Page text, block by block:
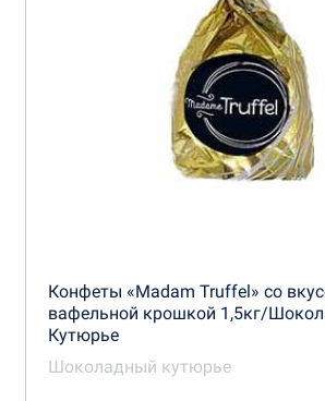
Конфеты «Madam Truffel» со
вафельной крошкой 1,5кг/
Кутюрье
Шоколадный кутюрье